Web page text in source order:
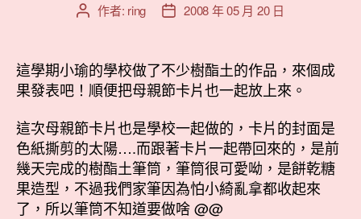
文
者
作者: ring
文
佈
日
期
2008 年 05 月 20 日
這學期小瑜的學校做了不少樹酯土的作品，來個成
果發表吧！順便把母親節卡片也一起放上來。
這次母親節卡片也是學校一起做的，卡片的封面是
色紙撕剪的太陽….而跟著卡片一起帶回來的，是前
幾天完成的樹酯土筆筒，筆筒很可愛呦，是餅乾糖
果造型，不過我們家筆因為怕小綺亂拿都收起來
了，所以筆筒不知道要做啥 @@